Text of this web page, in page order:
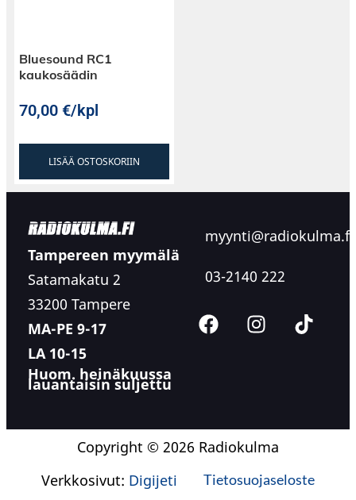
Bluesound RC1
kaukosäädin
70,00€/kpl
LISÄÄ OSTOSKORIIN
Tampereen myymälä
Satamakatu 2
33200 Tampere
MA-PE 9-17
LA 10-15
Huom. heinäkuussa
lauantaisin suljettu
myynti@radiokulma.fi
03-2140 222
Copyright © 2026 Radiokulma
Verkkosivut: Digijeti Tietosuojaseloste